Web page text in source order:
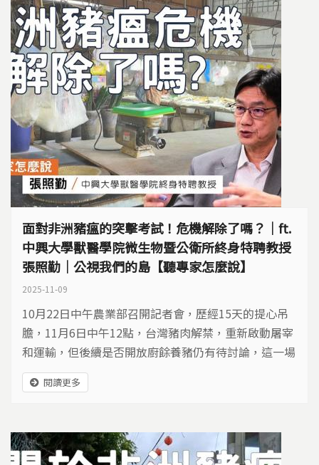
面對非洲豬瘟的突擊考試！危機解除了嗎？｜ft.
中興大學獸醫學院微生物暨公衛所終身特聘教授
張照勤｜公視我們的島【聽專家怎麼說】
2025-11-09
10月22日中午農業部召開記者會，歷經15天的提心吊
膽，11月6日中午12點，台灣豬肉解禁，重新啟動屠宰
和運輸，但後續是否開放廚餘養豬仍有待討論，這一場
非洲豬瘟戰役，至此總算可喘口氣，但危機真的解除了
嗎？ 這次台中梧棲養豬場事件，如同一場突擊考試，
次邀請中興大學獸醫學院終身特聘教授張照勤，提出在
非洲豬瘟疫情趨緩之後，...
閱讀更多